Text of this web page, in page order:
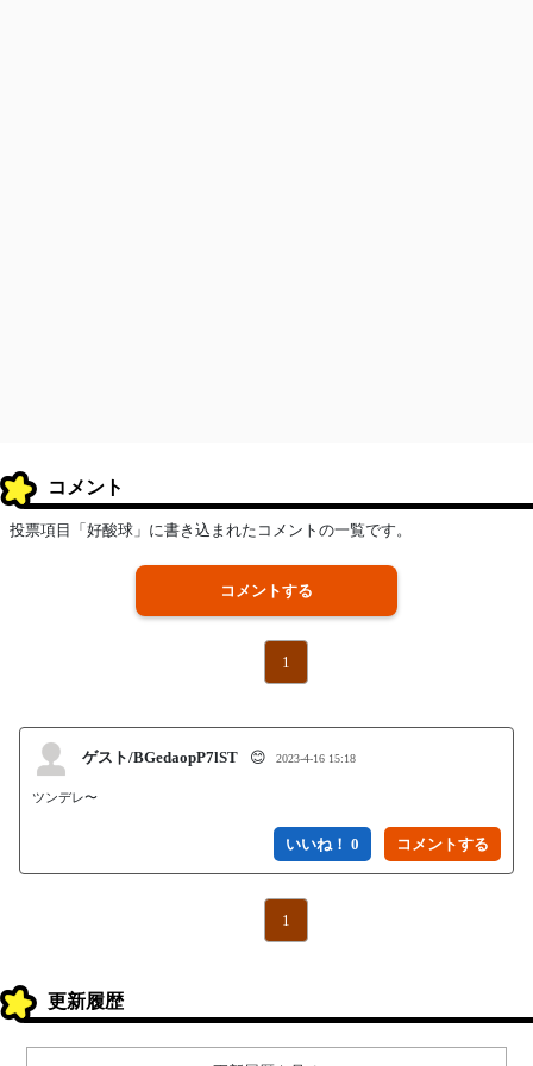
コメント
投票項目「好酸球」に書き込まれたコメントの一覧です。
コメントする
1
ゲスト/BGedaopP7lST 😊 2023-4-16 15:18
ツンデレ〜
いいね！ 0
1
更新履歴